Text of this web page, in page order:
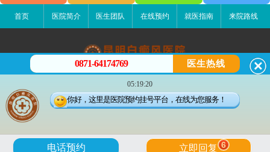
首页 医院简介 医生团队 在线预约 就医指南 来院路线
昆明白癜风医院
昆明市五华区护国路2号
版权所有：昆明白癜风医院
滇公安备 53010202000563号
0871-64174769 医生热线
05:19:20
你好，这里是医院预约挂号平台，在线为您服务！
电话预约 立即回复 6